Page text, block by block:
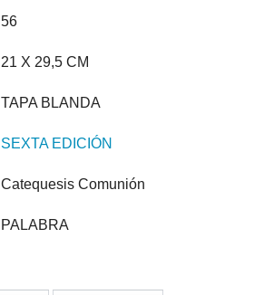
56
21 X 29,5 CM
TAPA BLANDA
SEXTA EDICIÓN
Catequesis Comunión
PALABRA